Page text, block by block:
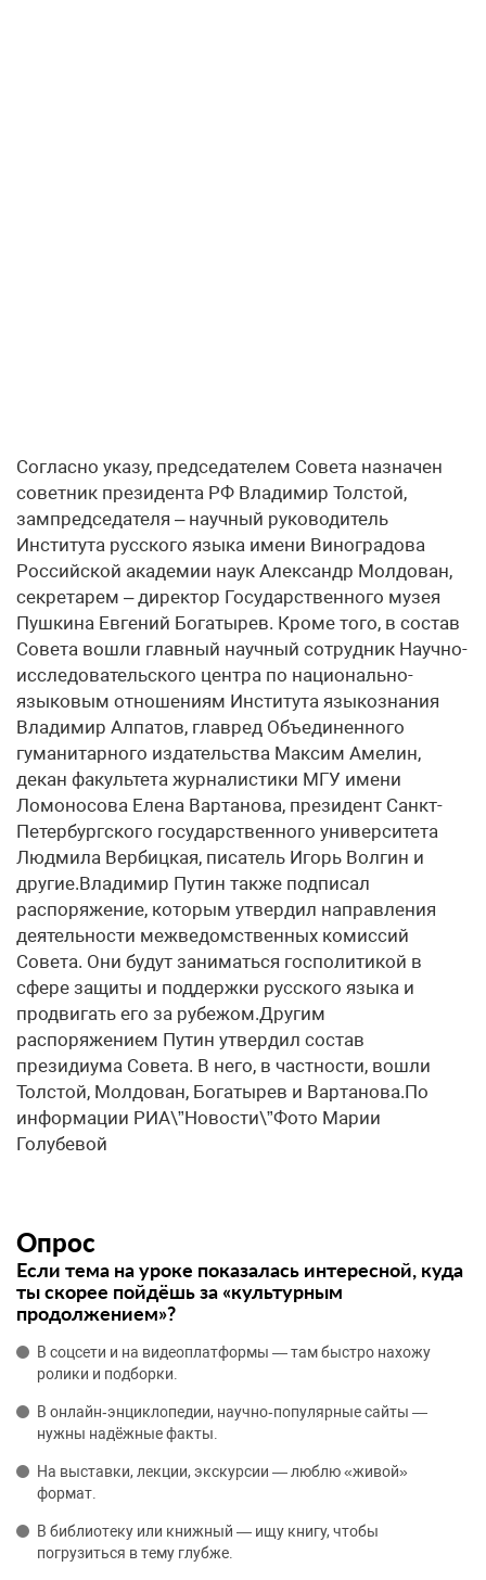
Согласно указу, председателем Совета назначен
советник президента РФ Владимир Толстой,
зампредседателя – научный руководитель
Института русского языка имени Виноградова
Российской академии наук Александр Молдован,
секретарем – директор Государственного музея
Пушкина Евгений Богатырев. Кроме того, в состав
Совета вошли главный научный сотрудник Научно-
исследовательского центра по национально-
языковым отношениям Института языкознания
Владимир Алпатов, главред Объединенного
гуманитарного издательства Максим Амелин,
декан факультета журналистики МГУ имени
Ломоносова Елена Вартанова, президент Санкт-
Петербургского государственного университета
Людмила Вербицкая, писатель Игорь Волгин и
другие.Владимир Путин также подписал
распоряжение, которым утвердил направления
деятельности межведомственных комиссий
Совета. Они будут заниматься госполитикой в
сфере защиты и поддержки русского языка и
продвигать его за рубежом.Другим
распоряжением Путин утвердил состав
президиума Совета. В него, в частности, вошли
Толстой, Молдован, Богатырев и Вартанова.По
информации РИА\”Новости\”Фото Марии
Голубевой
Опрос
Если тема на уроке показалась интересной, куда
ты скорее пойдёшь за «культурным
продолжением»?
В соцсети и на видеоплатформы — там быстро нахожу
ролики и подборки.
В онлайн‑энциклопедии, научно‑популярные сайты —
нужны надёжные факты.
На выставки, лекции, экскурсии — люблю «живой»
формат.
В библиотеку или книжный — ищу книгу, чтобы
погрузиться в тему глубже.